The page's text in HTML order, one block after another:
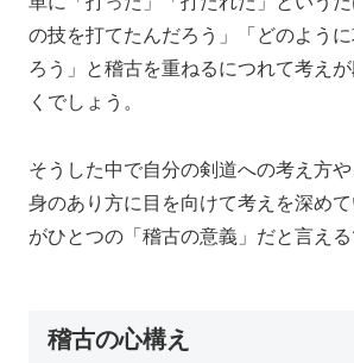
の技を打てたんだろう」「どのよう
ろう」と稽古を重ねるにつれて考え
くでしょう。
そうした中で自分の剣道への考え方
身のあり方に目を向けて考えを深め
がひとつの「稽古の意義」だと言える
稽古の心構え